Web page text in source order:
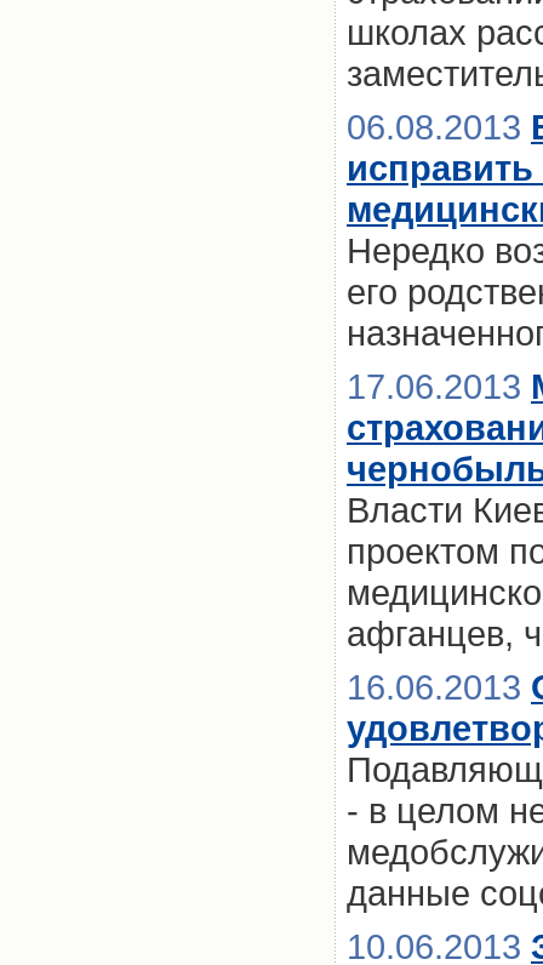
школах
06.08.2013
исправить
Нередко
его
17.06.2013
Власти
проектом
афганцев,
16.06.2013
- в целом
данные
10.06.2013